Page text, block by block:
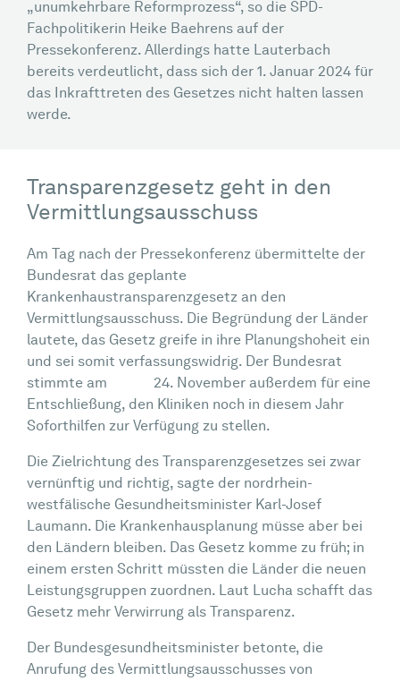
„unumkehrbare Reformprozess“, so die SPD-
Fachpolitikerin Heike Baehrens auf der
Pressekonferenz. Allerdings hatte Lauterbach
bereits verdeutlicht, dass sich der 1. Januar 2024 für
das Inkrafttreten des Gesetzes nicht halten lassen
werde.
Transparenzgesetz geht in den
Vermittlungsausschuss
Am Tag nach der Pressekonferenz übermittelte der
Bundesrat das geplante
Krankenhaustransparenzgesetz an den
Vermittlungsausschuss. Die Begründung der Länder
lautete, das Gesetz greife in ihre Planungshoheit ein
und sei somit verfassungswidrig. Der Bundesrat
stimmte am 24. November außerdem für eine
Entschließung, den Kliniken noch in diesem Jahr
Soforthilfen zur Verfügung zu stellen.
Die Zielrichtung des Transparenzgesetzes sei zwar
vernünftig und richtig, sagte der nordrhein-
westfälische Gesundheitsminister Karl-Josef
Laumann. Die Krankenhausplanung müsse aber bei
den Ländern bleiben. Das Gesetz komme zu früh; in
einem ersten Schritt müssten die Länder die neuen
Leistungsgruppen zuordnen. Laut Lucha schafft das
Gesetz mehr Verwirrung als Transparenz.
Der Bundesgesundheitsminister betonte, die
Anrufung des Vermittlungsausschusses von